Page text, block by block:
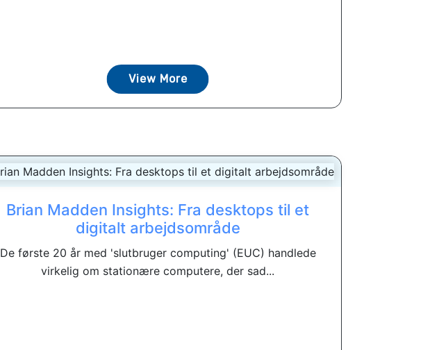
View More
Brian Madden Insights: Fra desktops til et
digitalt arbejdsområde
De første 20 år med 'slutbruger computing' (EUC) handlede
virkelig om stationære computere, der sad...